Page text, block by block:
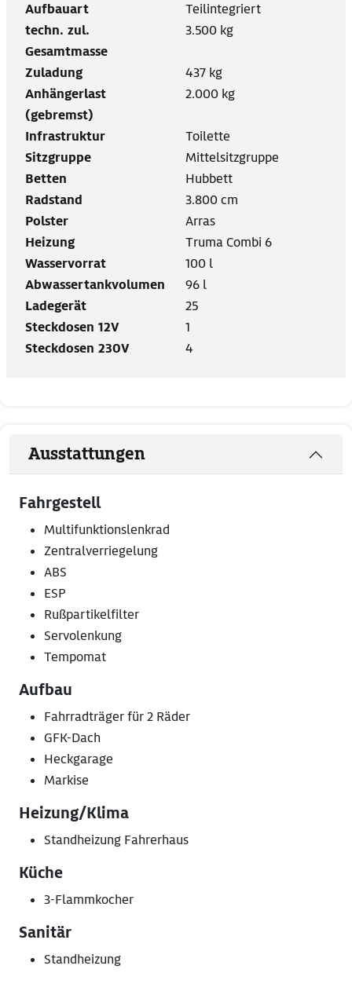
Aufbauart
Teilintegriert
techn. zul.
Gesamtmasse
3.500 kg
Zuladung
437 kg
Anhängerlast
(gebremst)
2.000 kg
Infrastruktur
Toilette
Sitzgruppe
Mittelsitzgruppe
Betten
Hubbett
Radstand
3.800 cm
Polster
Arras
Heizung
Truma Combi 6
Wasservorrat
100 l
Abwassertankvolumen
96 l
Ladegerät
25
Steckdosen 12V
1
Steckdosen 230V
4
Ausstattungen
Fahrgestell
Multifunktionslenkrad
Zentralverriegelung
ABS
ESP
Rußpartikelfilter
Servolenkung
Tempomat
Aufbau
Fahrradträger für 2 Räder
GFK-Dach
Heckgarage
Markise
Heizung/Klima
Standheizung Fahrerhaus
Küche
3-Flammkocher
Sanitär
Standheizung